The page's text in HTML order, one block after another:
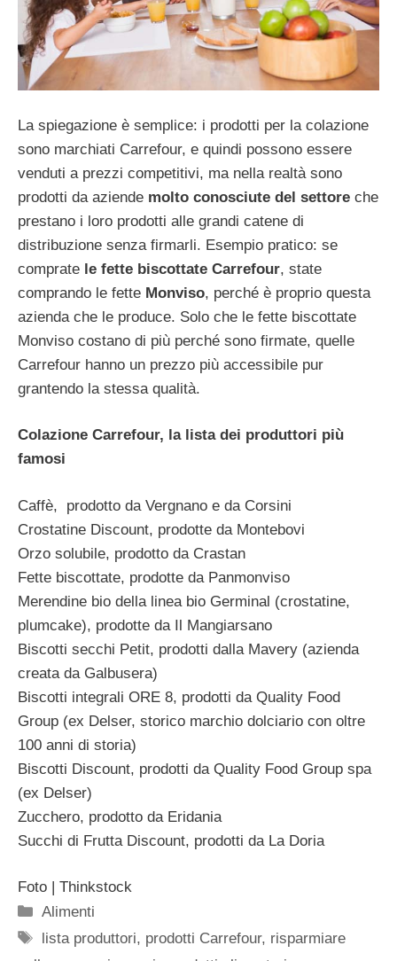
La spiegazione è semplice: i prodotti per la colazione
sono marchiati Carrefour, e quindi possono essere
venduti a prezzi competitivi, ma nella realtà sono
prodotti da aziende molto conosciute del settore che
prestano i loro prodotti alle grandi catene di
distribuzione senza firmarli. Esempio pratico: se
comprate le fette biscottate Carrefour, state
comprando le fette Monviso, perché è proprio questa
azienda che le produce. Solo che le fette biscottate
Monviso costano di più perché sono firmate, quelle
Carrefour hanno un prezzo più accessibile pur
grantendo la stessa qualità.
Colazione Carrefour, la lista dei produttori più
famosi
Caffè, prodotto da Vergnano e da Corsini
Crostatine Discount, prodotte da Montebovi
Orzo solubile, prodotto da Crastan
Fette biscottate, prodotte da Panmonviso
Merendine bio della linea bio Germinal (crostatine,
plumcake), prodotte da Il Mangiarsano
Biscotti secchi Petit, prodotti dalla Mavery (azienda
creata da Galbusera)
Biscotti integrali ORE 8, prodotti da Quality Food
Group (ex Delser, storico marchio dolciario con oltre
100 anni di storia)
Biscotti Discount, prodotti da Quality Food Group spa
(ex Delser)
Zucchero, prodotto da Eridania
Succhi di Frutta Discount, prodotti da La Doria
Foto | Thinkstock
Categorie
Alimenti
Tag
lista produttori, prodotti Carrefour, risparmiare